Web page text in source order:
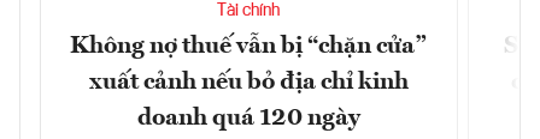
Tài chính
Không nợ thuế vẫn bị “chặn cửa”
xuất cảnh nếu bỏ địa chỉ kinh
doanh quá 120 ngày